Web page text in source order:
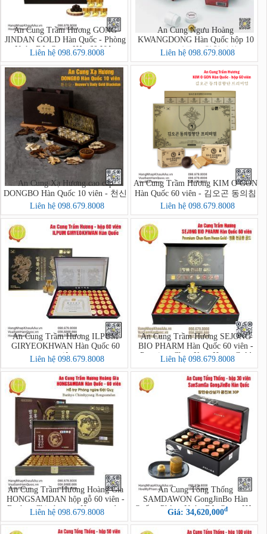
An Cung Trầm Hương GONG
JINDAN GOLD Hàn Quốc - Phòng
Ngừa Đột Quỵ - Hộp 60 Viên
Liên hệ 098.679.8008
An Cung Ngưu Hoàng
KWANGDONG Hàn Quốc hộp 10
viên - 광동 우황청심원
Liên hệ 098.679.8008
An Cung Xạ Hương cao cấp
DONGBO Hàn Quốc 10 viên - 천신
단 - Heaven's Body Gold Blackdan
Liên hệ 098.679.8008
An Cung Trầm Hương KIM O GON
Hàn Quốc 60 viên - 김오곤 동의침
향단 프리미엄
Liên hệ 098.679.8008
An Cung Trầm Hương ILPUM
GIRYEOKHWAN Hàn Quốc 60
viên
Liên hệ 098.679.8008
An Cung Trầm Hương SEJONG
BIO PHARM Hàn Quốc 60 viên -
Premium Chun Kum Hwan Gold
Liên hệ 098.679.8008
An Cung Trầm Hương Hoàng Gia
HONGSAMDAN hộp gỗ 60 viên -
Banhyo Chimhyyang Hongsamdan
Liên hệ 098.679.8008
An Cung Tổng Thống
SAMDAWON GongJinBo Hàn
Quốc - Phòng Ngừa Đột Quỵ - Hộp
30 Viên (Jang Man Sun SanSamGa
GongJinBo 30P)
Giá: 34,620,000đ